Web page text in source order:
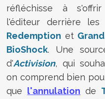
réfléchisse à
l'éditeur derrière les
Redemption et
BioShock. Une
d'Activision, qui
on comprend bien
que l'annulation de